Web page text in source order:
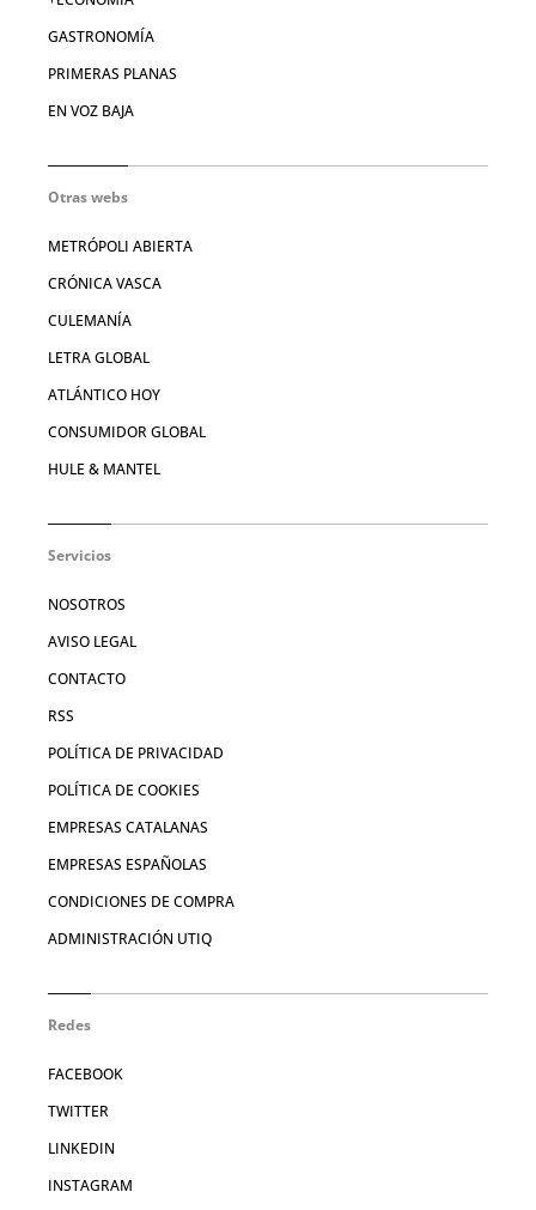
GASTRONOMÍA
PRIMERAS PLANAS
EN VOZ BAJA
Otras webs
METRÓPOLI ABIERTA
CRÓNICA VASCA
CULEMANÍA
LETRA GLOBAL
ATLÁNTICO HOY
CONSUMIDOR GLOBAL
HULE & MANTEL
Servicios
NOSOTROS
AVISO LEGAL
CONTACTO
RSS
POLÍTICA DE PRIVACIDAD
POLÍTICA DE COOKIES
EMPRESAS CATALANAS
EMPRESAS ESPAÑOLAS
CONDICIONES DE COMPRA
ADMINISTRACIÓN UTIQ
Redes
FACEBOOK
TWITTER
LINKEDIN
INSTAGRAM